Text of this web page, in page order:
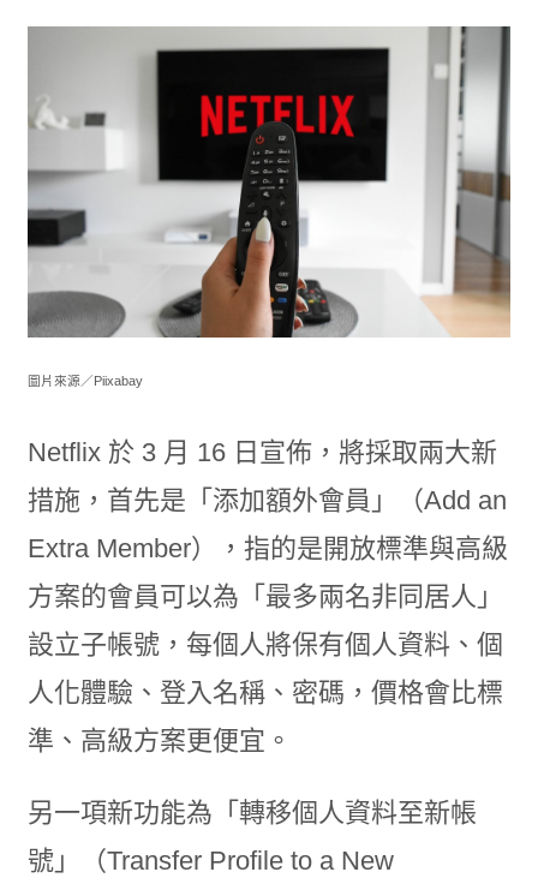
圖片來源／Piixabay
Netflix 於 3 月 16 日宣佈，將採取兩大新
措施，首先是「添加額外會員」（Add an
Extra Member），指的是開放標準與高級
方案的會員可以為「最多兩名非同居人」
設立子帳號，每個人將保有個人資料、個
人化體驗、登入名稱、密碼，價格會比標
準、高級方案更便宜。
另一項新功能為「轉移個人資料至新帳
號」（Transfer Profile to a New